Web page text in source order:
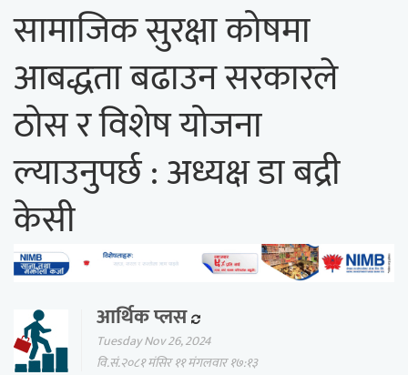
सामाजिक सुरक्षा कोषमा
आबद्धता बढाउन सरकारले
ठोस र विशेष योजना
ल्याउनुपर्छ : अध्यक्ष डा बद्री
केसी
आर्थिक प्लस
Tuesday Nov 26, 2024
वि.सं.२०८१ मंसिर ११ मंगलवार १७:१३